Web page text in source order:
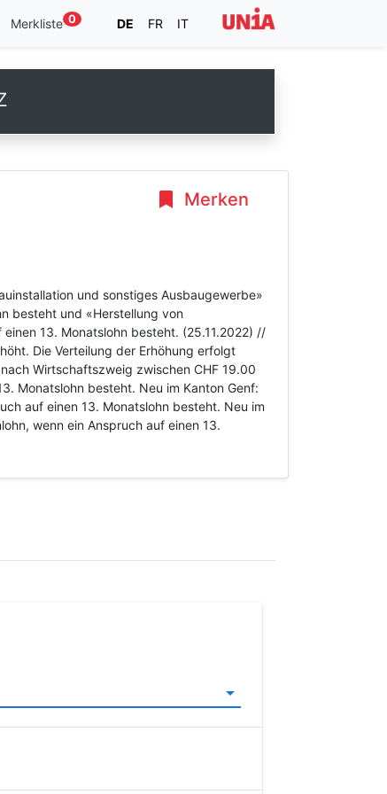
Merkliste 0 DE FR IT
Merken
und sonstiges Ausbaugewerbe»
besteht und «Herstellung von
13. Monatslohn besteht. (25.11.2022) //
Die Verteilung der Erhöhung erfolgt
Wirtschaftszweig zwischen CHF 19.00
Monatslohn besteht. Neu im Kanton Genf:
auf einen 13. Monatslohn besteht. Neu im
wenn ein Anspruch auf einen 13.